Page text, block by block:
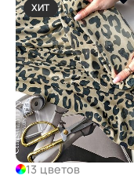
ХИТ
13 цветов